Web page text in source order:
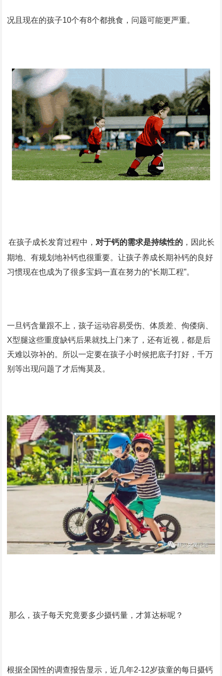
况且现在的孩子10个有8个都挑食，问题可能更严重。
在孩子成长发育过程中，对于钙的需求是持续性的 ，因此长
期地、有规划地补钙也很重要。让孩子养成长期补钙的良好
习惯现在也成为了很多宝妈一直在努力的“长期工程”。
一旦钙含量跟不上，孩子运动容易受伤、体质差、佝偻病、
X型腿这些重度缺钙后果就找上门来了，还有近视，都是后
天难以弥补的。所以一定要在孩子小时候把底子打好，千万
别等出现问题了才后悔莫及。
那么，孩子每天究竟要多少摄钙量，才算达标呢？
根据全国性的调查报告显示，近几年2-12岁孩童的每日摄钙